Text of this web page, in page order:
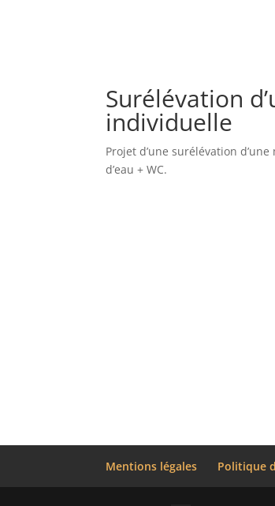
Surélévation
individuelle
Projet d’une surélévation
d’eau + WC.
Mentions légales Politique